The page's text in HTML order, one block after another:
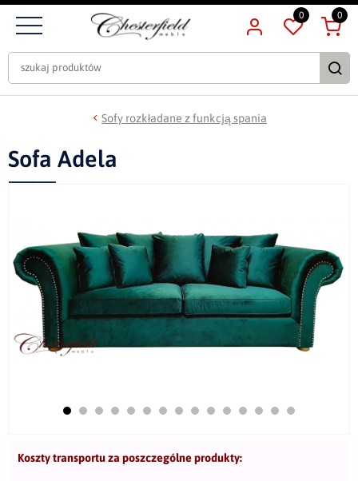
0 0
Sofy rozkładane z funkcją spania
Sofa Adela
Koszty transportu za poszczególne produkty: